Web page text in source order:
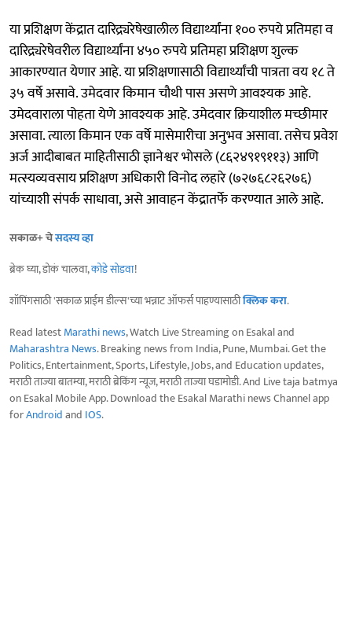
या प्रशिक्षण केंद्रात दारिद्र्यरेषेखालील विद्यार्थ्यांना १०० रुपये प्रतिमहा व
दारिद्र्यरेषेवरील विद्यार्थ्यांना ४५० रुपये प्रतिमहा प्रशिक्षण शुल्क
आकारण्यात येणार आहे. या प्रशिक्षणासाठी विद्यार्थ्यांची पात्रता वय १८ ते
३५ वर्षे असावे. उमेदवार किमान चौथी पास असणे आवश्यक आहे.
उमेदवाराला पोहता येणे आवश्यक आहे. उमेदवार क्रियाशील मच्छीमार
असावा. त्याला किमान एक वर्षे मासेमारीचा अनुभव असावा. तसेच प्रवेश
अर्ज आदीबाबत माहितीसाठी ज्ञानेश्वर भोसले (८६२४९१९११३) आणि
मत्स्यव्यवसाय प्रशिक्षण अधिकारी विनोद लहारे (७२७६८२६२७६)
यांच्याशी संपर्क साधावा, असे आवाहन केंद्रातर्फे करण्यात आले आहे.
सकाळ+ चेसदस्य व्हा
ब्रेक घ्या, डोकं चालवा,कोडे सोडवा!
शॉपिंगसाठी 'सकाळ प्राईम डील्स'च्या भन्नाट ऑफर्स पाहण्यासाठीक्लिक करा.
Read latestMarathi news, Watch Live Streaming on Esakal and
Maharashtra News. Breaking news from India, Pune, Mumbai. Get the
Politics, Entertainment, Sports, Lifestyle, Jobs, and Education updates,
मराठी ताज्या बातम्या, मराठी ब्रेकिंग न्यूज, मराठी ताज्या घडामोडी. And Live taja batmya
on Esakal Mobile App. Download the Esakal Marathi news Channel app
forAndroidand IOS.